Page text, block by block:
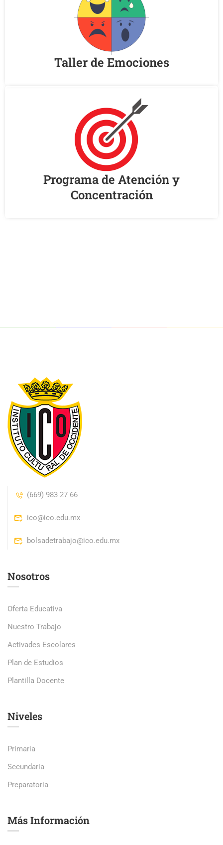
Taller de Emociones
Programa de Atención y
Concentración
(669) 983 27 66
ico@ico.edu.mx
bolsadetrabajo@ico.edu.mx
Nosotros
Oferta Educativa
Nuestro Trabajo
Activades Escolares
Plan de Estudios
Plantilla Docente
Niveles
Primaria
Secundaria
Preparatoria
Más Información